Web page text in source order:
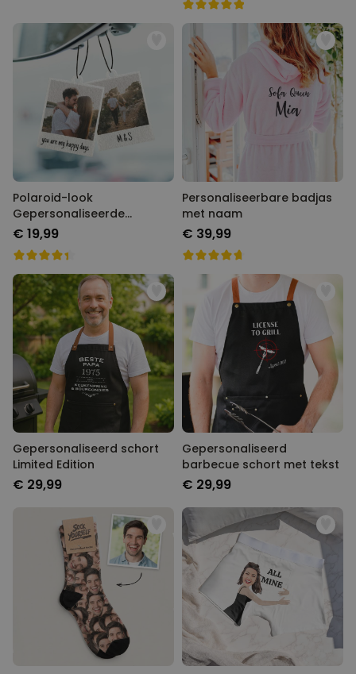
Polaroid-look
Gepersonaliseerde
Geurhanger set van 2
€ 19,99
Personaliseerbare badjas
met naam
€ 39,99
Gepersonaliseerd schort
Limited Edition
€ 29,99
Gepersonaliseerd
barbecue schort met tekst
€ 29,99